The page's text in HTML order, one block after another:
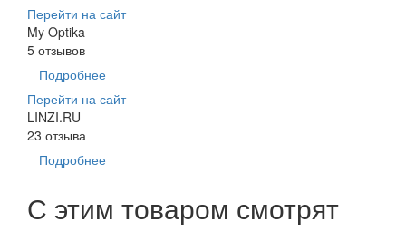
Перейти на сайт
My Optika
5 отзывов
Подробнее
Перейти на сайт
LINZI.RU
23 отзыва
Подробнее
С этим товаром смотрят